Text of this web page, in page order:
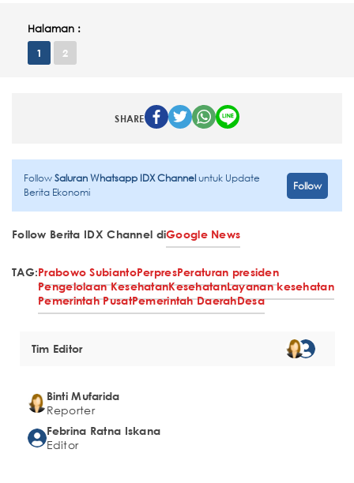
Halaman :
1 2
SHARE
FollowSaluran Whatsapp IDX Channeluntuk Update
Berita Ekonomi
Follow
Follow Berita IDX Channel diGoogle News
TAG:Prabowo SubiantoPerpresPeraturan presiden
Pengelolaan KesehatanKesehatanLayanan kesehatan
Pemerintah PusatPemerintah DaerahDesa
Tim Editor
Binti Mufarida
Reporter
Febrina Ratna Iskana
Editor